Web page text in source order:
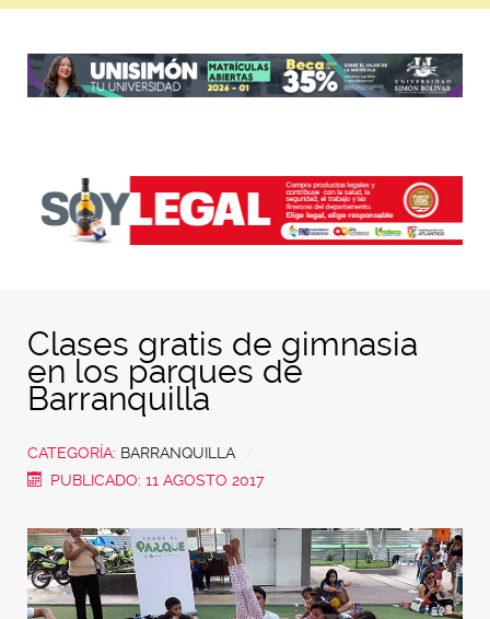
Clases gratis de gimnasia
en los parques de
Barranquilla
CATEGORÍA: BARRANQUILLA
PUBLICADO: 11 AGOSTO 2017